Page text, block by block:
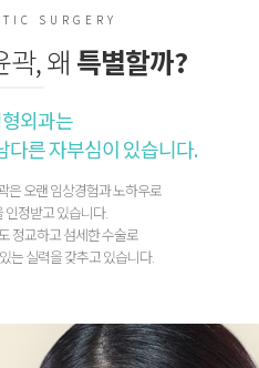
SURGERY
, 왜 특별할까?
외과는
다른 자부심이 있습니다.
은 오랜 임상경험과 노하우로
인정받고 있습니다.
정교하고 섬세한 수술로
는 실력을 갖추고 있습니다.